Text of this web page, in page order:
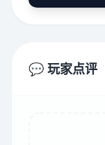
💬 玩家点评